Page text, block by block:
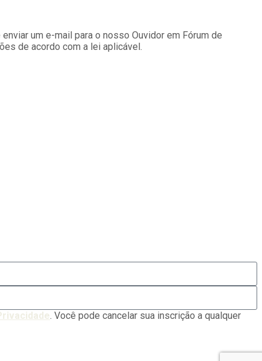
um e-mail para o nosso Ouvidor em Fórum de
de acordo com a lei aplicável.
. Você pode cancelar sua inscrição a qualquer